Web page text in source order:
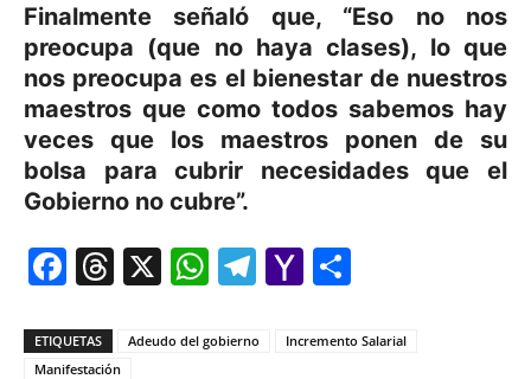
Finalmente señaló que, “Eso no nos
preocupa (que no haya clases), lo que
nos preocupa es el bienestar de nuestros
maestros que como todos sabemos hay
veces que los maestros ponen de su
bolsa para cubrir necesidades que el
Gobierno no cubre”.
Facebook
Threads
X WhatsApp
Telegram
Yahoo
ETIQUETAS Adeudo del gobierno
Incremento Salarial
Manifestación